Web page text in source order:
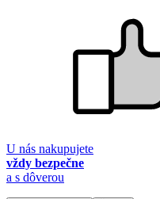
U nás nakupujete
vždy bezpečne
a s dôverou